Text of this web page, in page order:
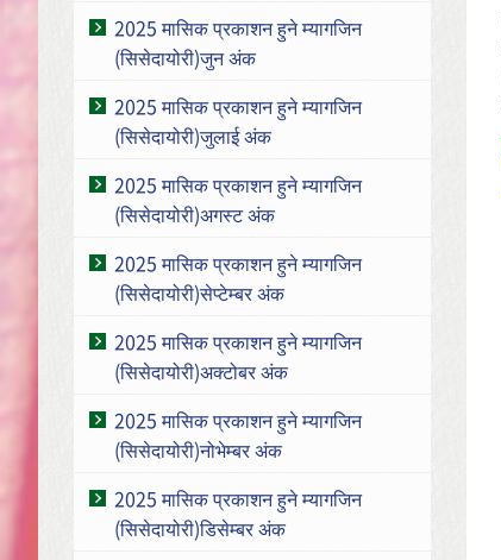
2025 मासिक प्रकाशन हुने म्यागजिन
(सिसेदायोरी)जुन अंक
2025 मासिक प्रकाशन हुने म्यागजिन
(सिसेदायोरी)जुलाई अंक
2025 मासिक प्रकाशन हुने म्यागजिन
(सिसेदायोरी)अगस्ट अंक
2025 मासिक प्रकाशन हुने म्यागजिन
(सिसेदायोरी)सेप्टेम्बर अंक
2025 मासिक प्रकाशन हुने म्यागजिन
(सिसेदायोरी)अक्टोबर अंक
2025 मासिक प्रकाशन हुने म्यागजिन
(सिसेदायोरी)नोभेम्बर अंक
2025 मासिक प्रकाशन हुने म्यागजिन
(सिसेदायोरी)डिसेम्बर अंक